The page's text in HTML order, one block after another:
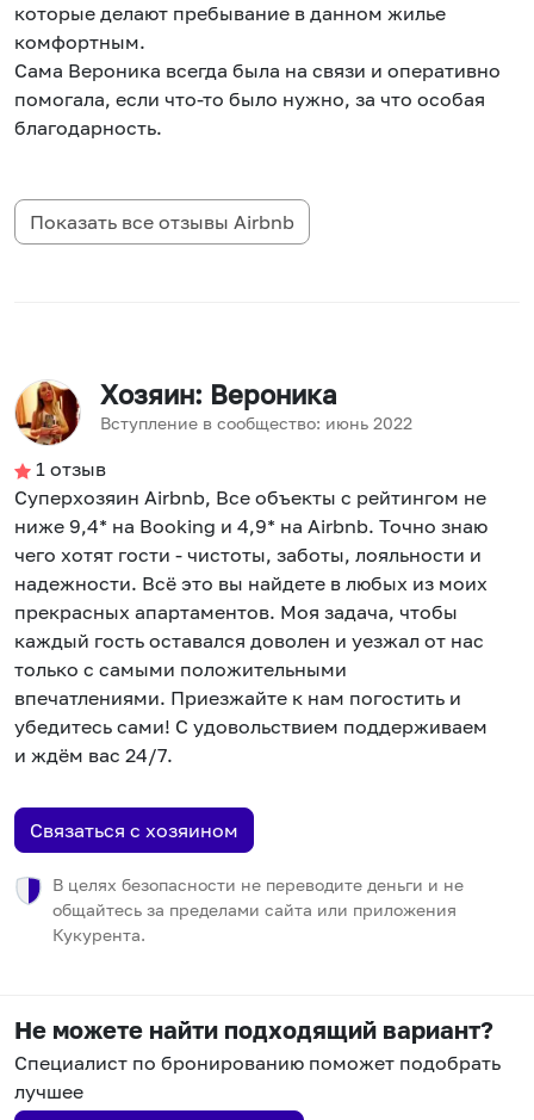
которые делают пребывание в данном жилье
комфортным.
Сама Вероника всегда была на связи и оперативно
помогала, если что-то было нужно, за что особая
благодарность.
Показать все отзывы Airbnb
Хозяин: Вероника
Вступление в сообщество: июнь 2022
1 отзыв
Суперхозяин Airbnb, Все объекты с рейтингом не
ниже 9,4* на Booking и 4,9* на Airbnb. Точно знаю
чего хотят гости - чистоты, заботы, лояльности и
надежности. Всё это вы найдете в любых из моих
прекрасных апартаментов. Моя задача, чтобы
каждый гость оставался доволен и уезжал от нас
только с самыми положительными
впечатлениями. Приезжайте к нам погостить и
убедитесь сами! С удовольствием поддерживаем
и ждём вас 24/7.
Связаться с хозяином
В целях безопасности не переводите деньги и не
общайтесь за пределами сайта или приложения
Кукурента.
Не можете найти подходящий вариант?
Специалист по бронированию поможет подобрать
лучшее